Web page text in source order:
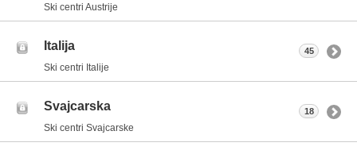
Ski centri Austrije
Italija
Ski centri Italije
45
Svajcarska
Ski centri Svajcarske
18